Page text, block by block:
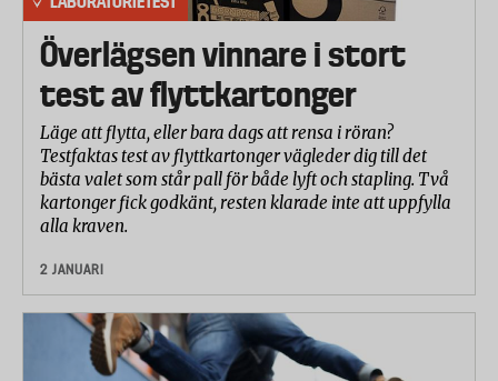
Överlägsen vinnare i stort
test av flyttkartonger
Läge att flytta, eller bara dags att rensa i röran?
Testfaktas test av flyttkartonger vägleder dig till det
bästa valet som står pall för både lyft och stapling. Två
kartonger fick godkänt, resten klarade inte att uppfylla
alla kraven.
2 JANUARI